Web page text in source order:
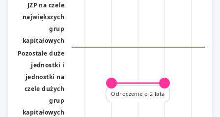
JZP na czele
największych
grup
kapitałowych
Pozostałe duże
jednostki i
jednostki na
czele dużych
grup
kapitałowych
Odroczenie o 2 lata